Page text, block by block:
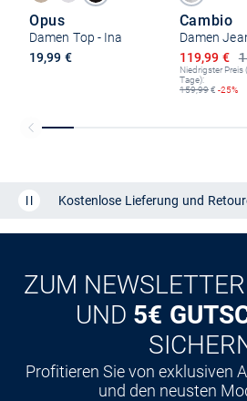
Opus
Damen Top - Ina
19,99 €
Cambio
Damen
119,99 €
Niedrigster Preis
Tage):
159,99€ -25%
Kostenlose Lieferung und
CLUB
Kauf auf
ZUM
UND 5€
Profitieren Sie von exklusiven
und den neusten